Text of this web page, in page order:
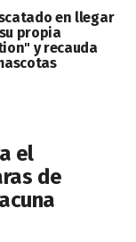
en llegar
propia
y recauda
el
de